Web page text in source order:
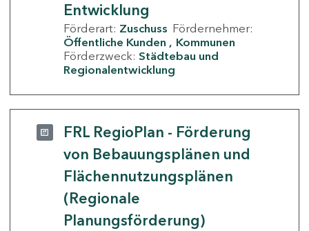
Entwicklung
Förderart: Zuschuss Fördernehmer:
Öffentliche Kunden
Kommunen
Förderzweck: Städtebau und
Regionalentwicklung
FRL RegioPlan - Förderung
von Bebauungsplänen und
Flächennutzungsplänen
(Regionale
Planungsförderung)